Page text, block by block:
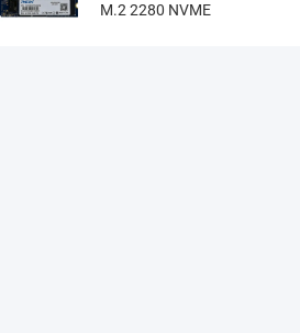
M.2 2280 NVME